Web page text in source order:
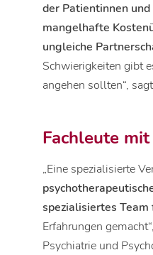
der Patientinnen
mangelhafte
ungleiche
Schwierigkeiten gibt
angehen sollten“,
Fachleute
„Eine spezialisierte
spezialisiertes
Erfahrungen
Psychiatrie und